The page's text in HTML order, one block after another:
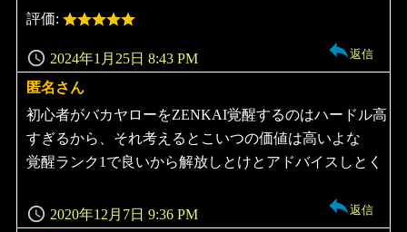
2024年1月25日 8:43 PM
評価:
返信
匿名さん
よ
り:
2020年12月7日 9:36 PM
初心者がバカヤローをZENKAI覚醒するのはハードル高
すぎるから、それ考えるとこいつの価値は高いよな
覚醒ランク1で良いから解放しとけとアドバイスしとく
返信